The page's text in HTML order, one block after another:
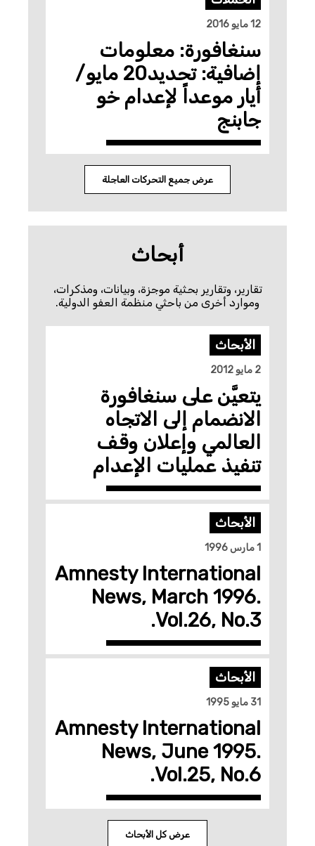
سنغافورة: معلومات
إضافية: تحديد20 مايو/
أيار موعداً لإعدام خو
جابنج
عرض جميع التحركات العاجلة
أبحاث
تقارير، وتقارير بحثية موجزة، وبيانات، ومذكرات،
وموارد أخرى من باحثي منظمة العفو الدولية.
الأبحاث
يتعيَّن على سنغافورة
الانضمام إلى الاتجاه
العالمي وإعلان وقف
تنفيذ عمليات الإعدام
الأبحاث
Amnesty International
News, March 1996.
Vol.26, No.3.
الأبحاث
Amnesty International
News, June 1995.
Vol.25, No.6.
عرض كل الأبحاث